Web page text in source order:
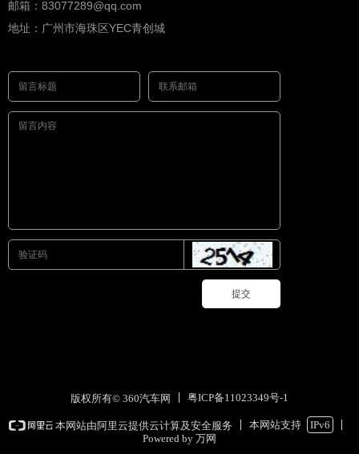
提交
邮箱：83077289@qq.com
地址：广州市海珠区YEC青创城
版权所有© 360汽车网 粤ICP备11023349号-1
本网站由阿里云提供云计算及安全服务 本网站支持
IPv6
Powered by 万网